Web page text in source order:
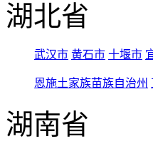
湖北省
武汉市 黄石市 十堰市
恩施土家族苗族自治州
湖南省